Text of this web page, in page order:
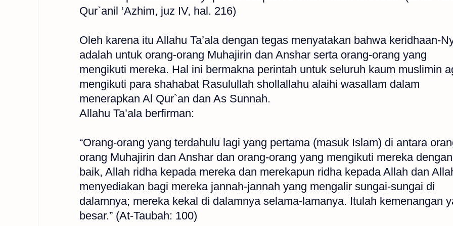
Qur`anil ‘Azhim, juz IV, hal. 216)
Oleh karena itu Allahu Ta’ala dengan tegas menyatakan bahwa keridhaan-
adalah untuk orang-orang Muhajirin dan Anshar serta orang-orang yang
mengikuti mereka. Hal ini bermakna perintah untuk seluruh kaum muslimin
mengikuti para shahabat Rasulullah shollallahu alaihi wasallam dalam
menerapkan Al Qur`an dan As Sunnah.
Allahu Ta’ala berfirman:
“Orang-orang yang terdahulu lagi yang pertama (masuk Islam) di antara
orang Muhajirin dan Anshar dan orang-orang yang mengikuti mereka dengan
baik, Allah ridha kepada mereka dan merekapun ridha kepada Allah dan
menyediakan bagi mereka jannah-jannah yang mengalir sungai-sungai di
dalamnya; mereka kekal di dalamnya selama-lamanya. Itulah kemenangan
besar.” (At-Taubah: 100)